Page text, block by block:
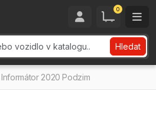
0
Hledat
Informátor 2020 Podzim